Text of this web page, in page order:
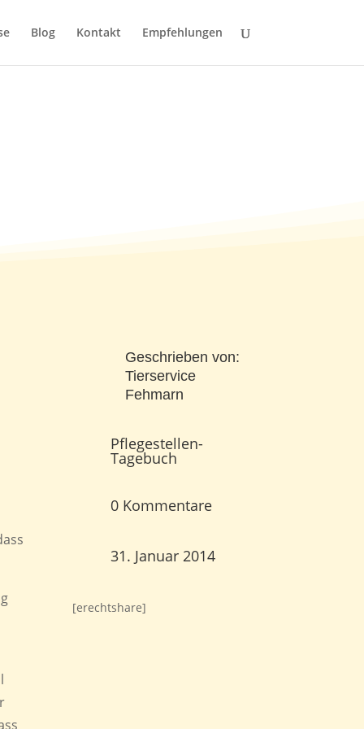
Blog Kontakt Empfehlungen
Geschrieben von:
Tierservice
Fehmarn
Pflegestellen-
Tagebuch
0 Kommentare
31. Januar 2014
[erechtshare]